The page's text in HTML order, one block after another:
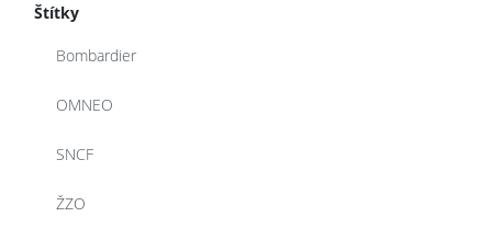
Štítky
Bombardier
OMNEO
SNCF
ŽZO